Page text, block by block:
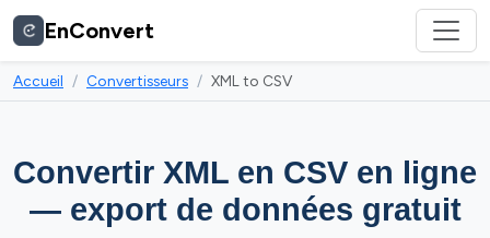
EnConvert
Accueil Convertisseurs XML to CSV
Convertir XML en CSV en ligne
— export de données gratuit